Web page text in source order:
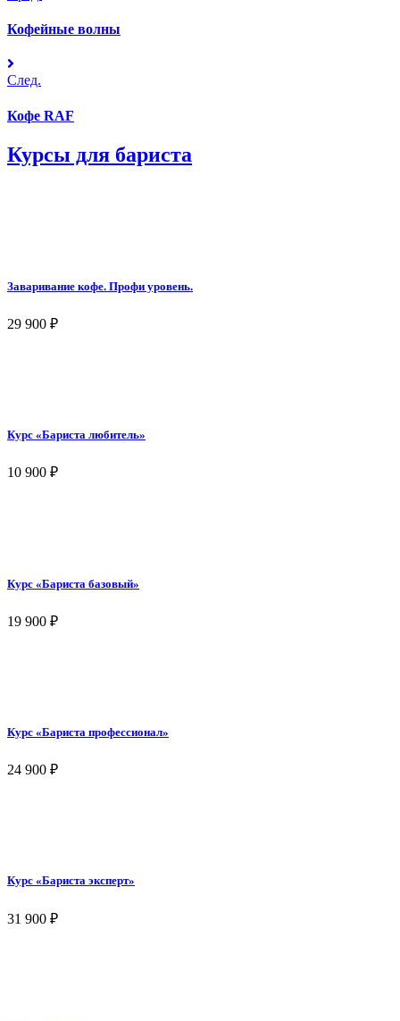
Кофейные волны
След.
Кофе RAF
Курсы для бариста
Заваривание кофе. Профи уровень.
29 900 ₽
Курс «Бариста любитель»
10 900 ₽
Курс «Бариста базовый»
19 900 ₽
Курс «Бариста профессионал»
24 900 ₽
Курс «Бариста эксперт»
31 900 ₽